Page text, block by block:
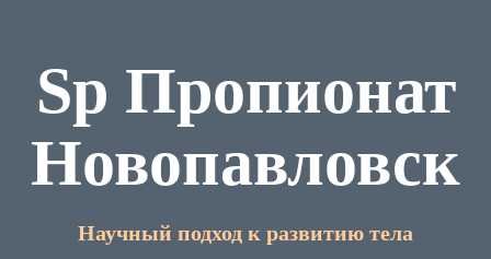
Sp Пропионат
Новопавловск
Научный подход к развитию тела